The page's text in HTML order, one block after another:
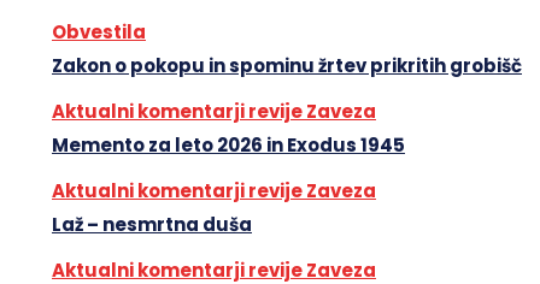
Obvestila
Zakon o pokopu in spominu žrtev prikritih grobišč
Aktualni komentarji revije Zaveza
Memento za leto 2026 in Exodus 1945
Aktualni komentarji revije Zaveza
Laž – nesmrtna duša
Aktualni komentarji revije Zaveza